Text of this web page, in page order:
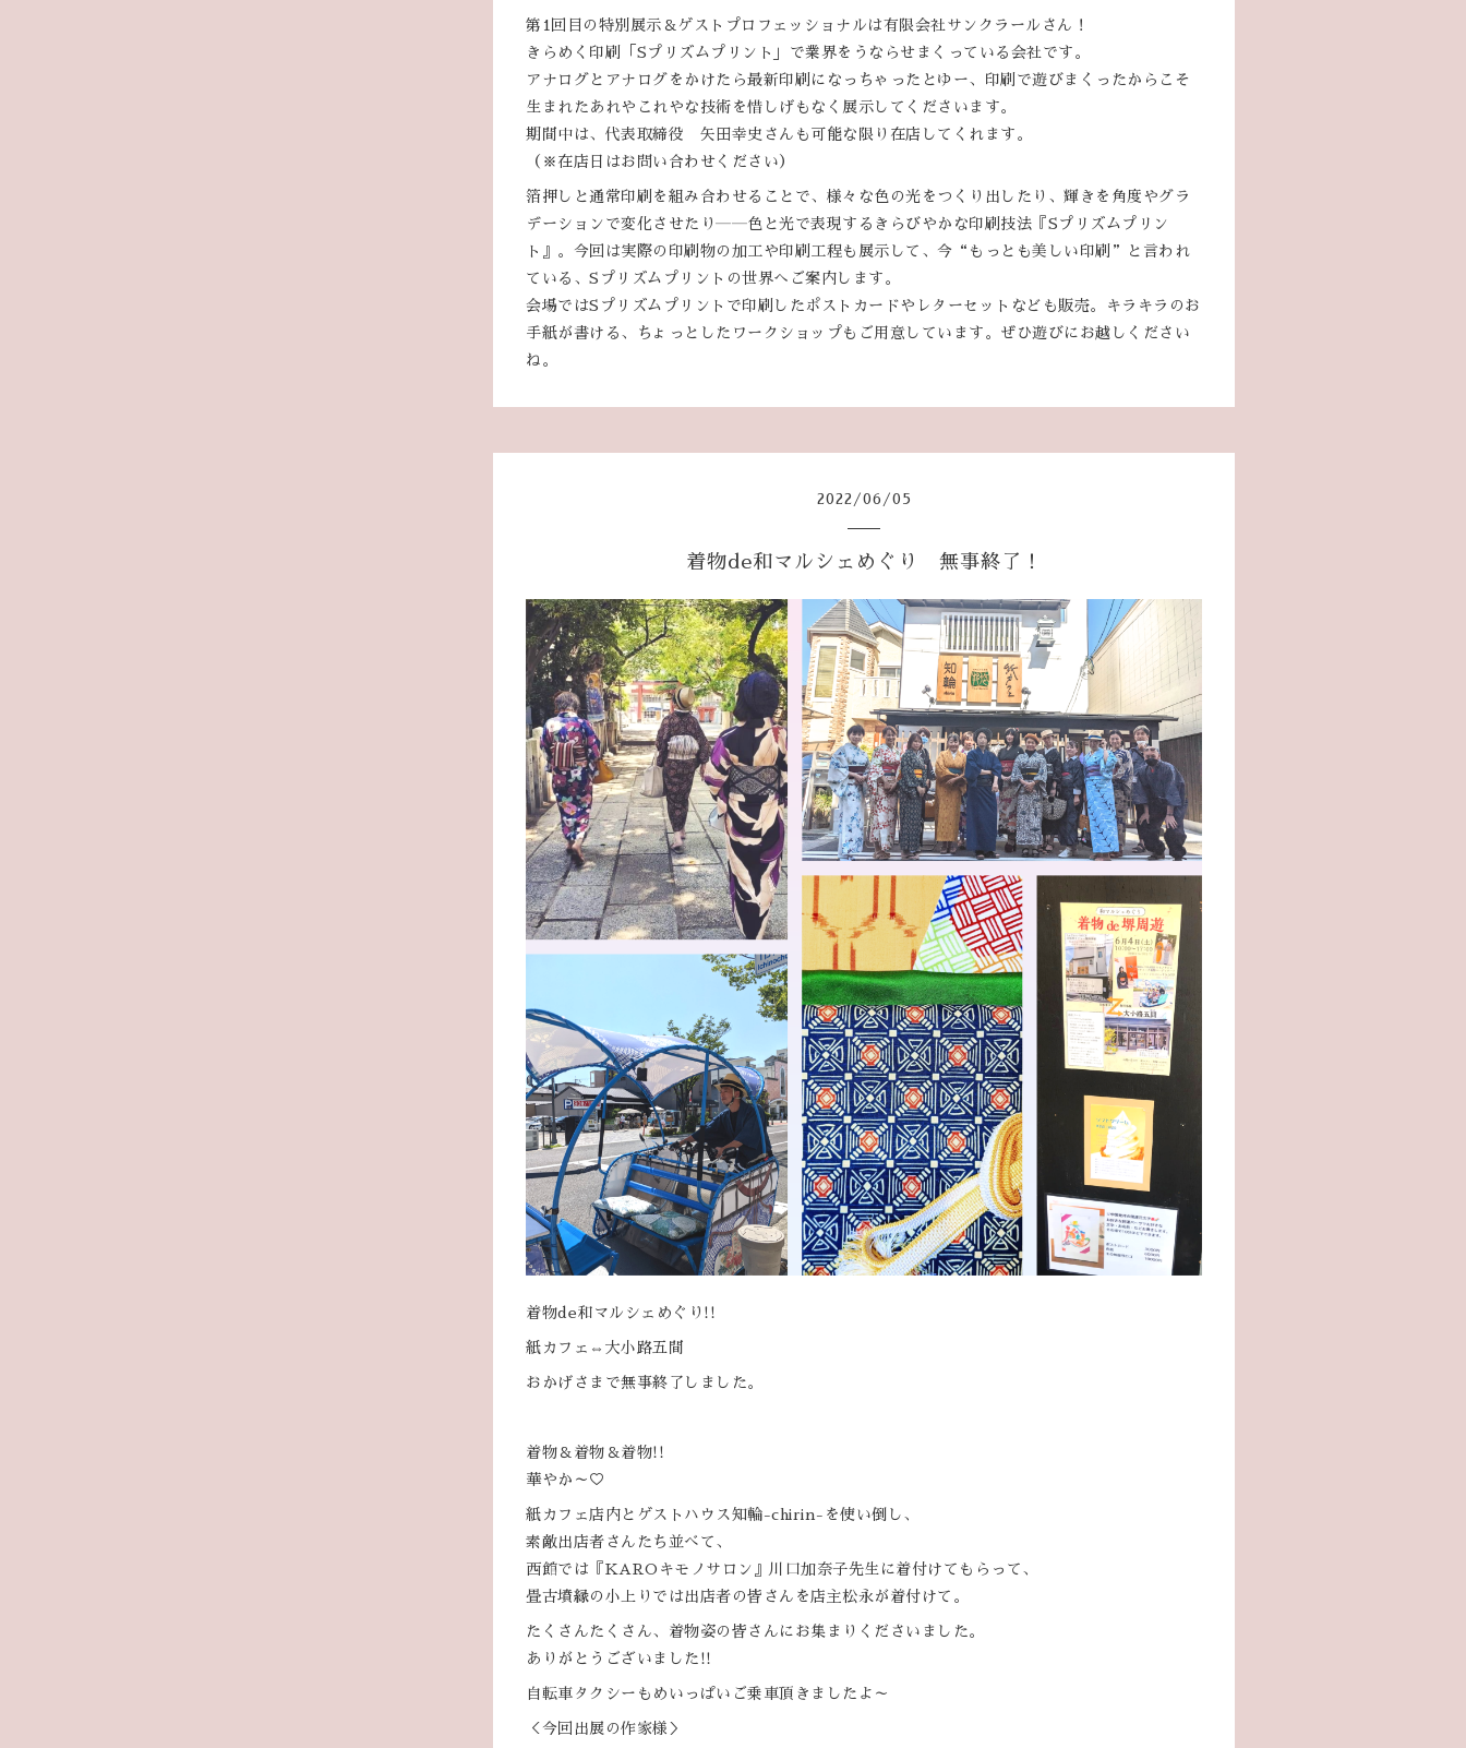
第1回目の特別展示＆ゲストプロフェッショナルは有限会社サンクラールさん！
きらめく印刷「Sプリズムプリント」で業界をうならせまくっている会社です。
アナログとアナログをかけたら最新印刷になっちゃったとゆー、印刷で遊びまくったからこそ
生まれたあれやこれやな技術を惜しげもなく展示してくださいます。
期間中は、代表取締役 矢田幸史さんも可能な限り在店してくれます。
（※在店日はお問い合わせください）
箔押しと通常印刷を組み合わせることで、様々な色の光をつくり出したり、輝きを角度やグラ
デーションで変化させたり――色と光で表現するきらびやかな印刷技法『Sプリズムプリン
ト』。今回は実際の印刷物の加工や印刷工程も展示して、今“もっとも美しい印刷”と言われ
ている、Sプリズムプリントの世界へご案内します。
会場ではSプリズムプリントで印刷したポストカードやレターセットなども販売。キラキラのお
手紙が書ける、ちょっとしたワークショップもご用意しています。ぜひ遊びにお越しください
ね。
2022 /06 /05
着物de和マルシェめぐり 無事終了！
着物de和マルシェめぐり!!
紙カフェ⇔大小路五間
おかげさまで無事終了しました。
着物＆着物＆着物!!
華やか～♡
紙カフェ店内とゲストハウス知輪-chirin-を使い倒し、
素敵出店者さんたち並べて、
西館では『KAROキモノサロン』川口加奈子先生に着付けてもらって、
畳古墳縁の小上りでは出店者の皆さんを店主松永が着付けて。
たくさんたくさん、着物姿の皆さんにお集まりくださいました。
ありがとうございました!!
自転車タクシーもめいっぱいご乗車頂きましたよ～
＜今回出展の作家様＞